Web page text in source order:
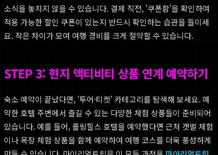
소식을 놓치지 않을 수 있습니다. 결제 직전, '쿠폰함'을 확인하여
적용 가능한 할인 쿠폰이 있는지 반드시 확인하는 습관을 들이세
요. 작은 차이가 모여 여행 경비를 크게 절약할 수 있습니다.
STEP 3: 현지 액티비티 상품 연계 예약하기
숙소 예약이 끝났다면, '투어·티켓' 카테고리를 탐색해 보세요. 예
약한 호텔 주변에서 즐길 수 있는 다양한 체험 상품들이 준비되어
있습니다. 예를 들어, 롤링힐스 호텔을 예약했다면 근처 갯벌 체험
이나 목장 체험 상품을 함께 예약하여 여행 코스를 더욱 풍성하게